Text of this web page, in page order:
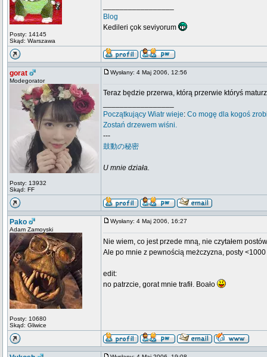
Posty: 14145
Skąd: Warszawa
Blog
Kedileri çok seviyorum
gorat
Modegorator
Posty: 13932
Skąd: FF
Wysłany: 4 Maj 2006, 12:56
Teraz będzie przerwa, którą przerwie któryś
Początkujący Wiatr wieje: Co mogę dla kogoś
Zostań drzewem wiśni.
---
鼓動の秘密
U mnie działa.
Pako
Adam Zamoyski
Posty: 10680
Skąd: Gliwice
Wysłany: 4 Maj 2006, 16:27
Nie wiem, co jest przede mną, nie czytałem postów
Ale po mnie z pewnością meżczyzna, posty <1000
edit:
no patrzcie, gorat mnie trafił. Boało